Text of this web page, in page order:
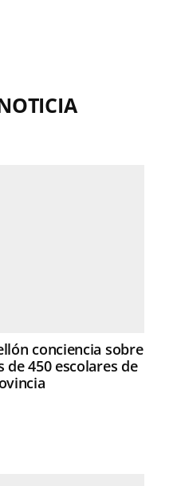
conciencia sobre
de 450 escolares de